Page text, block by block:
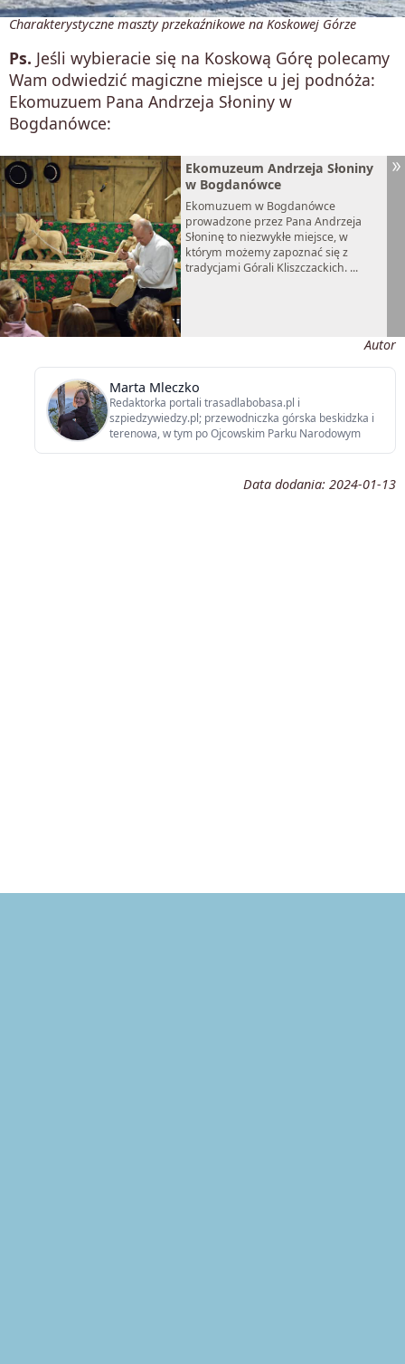
Charakterystyczne maszty przekaźnikowe na Koskowej Górze
Ps. Jeśli wybieracie się na Koskową Górę polecamy
Wam odwiedzić magiczne miejsce u jej podnóża:
Ekomuzuem Pana Andrzeja Słoniny w
Bogdanówce:
Ekomuzeum Andrzeja Słoniny
w Bogdanówce
Ekomuzuem w Bogdanówce
prowadzone przez Pana Andrzeja
Słoninę to niezwykłe miejsce, w
którym możemy zapoznać się z
tradycjami Górali Kliszczackich. ...
Autor
Marta Mleczko
Redaktorka portali trasadlabobasa.pl i
szpiedzywiedzy.pl; przewodniczka górska beskidzka i
terenowa, w tym po Ojcowskim Parku Narodowym
Data dodania: 2024-01-13